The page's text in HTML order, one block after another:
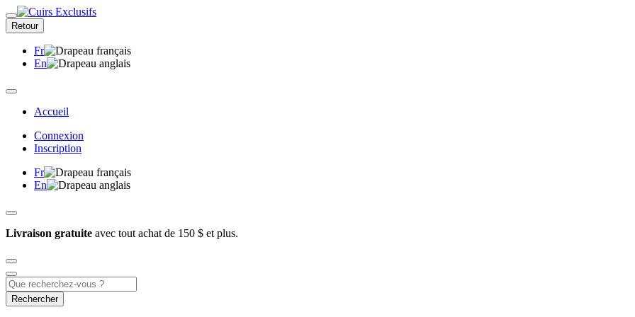
Retour
Fr
En
Accueil
Connexion
Inscription
Fr
En
Livraison gratuite avec tout achat de 150 $ et plus.
Rechercher